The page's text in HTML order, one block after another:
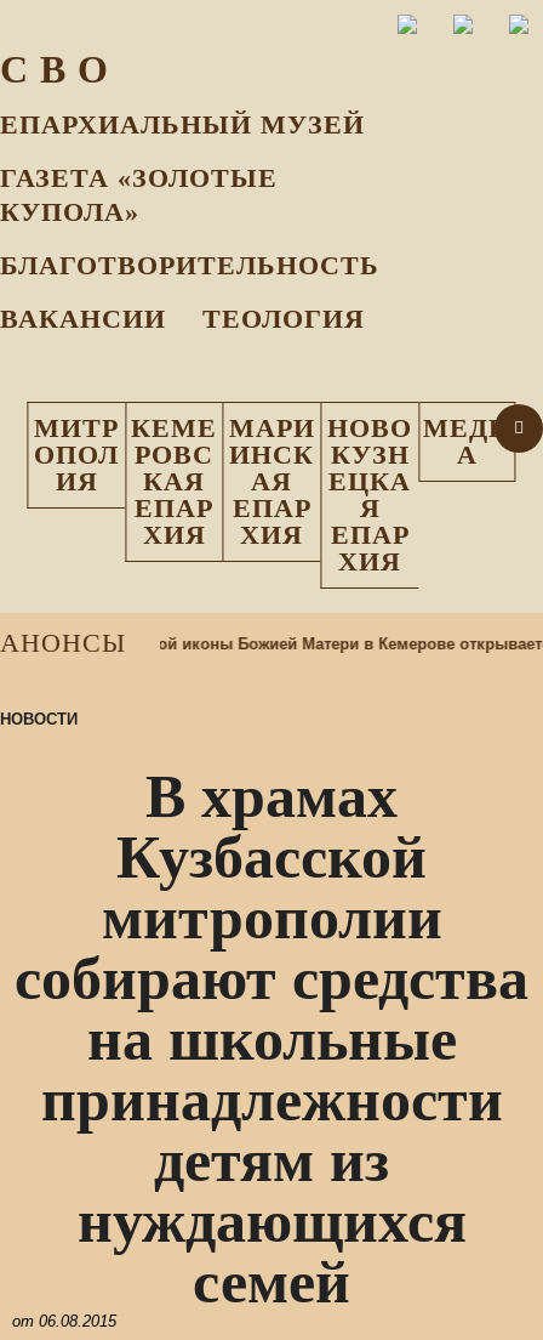
С В О
ЕПАРХИАЛЬНЫЙ МУЗEЙ
ГАЗЕТА «ЗОЛОТЫЕ
КУПОЛА»
БЛАГОТВОРИТЕЛЬНОСТЬ
ВАКАНСИИ
ТЕОЛОГИЯ
МИТР
ОПОЛ
ИЯ
КЕМЕ
РОВС
КАЯ
ЕПАР
ХИЯ
МАРИ
ИНСК
АЯ
ЕПАР
ХИЯ
НОВО
КУЗН
ЕЦКА
Я
ЕПАР
ХИЯ
МЕДИ
А
АНОНСЫ
При храме Казанской иконы Божией Матери в Кемерове
НОВОСТИ
В храмах
Кузбасской
митрополии
собирают средства
на школьные
принадлежности
детям из
нуждающихся
семей
от 06.08.2015